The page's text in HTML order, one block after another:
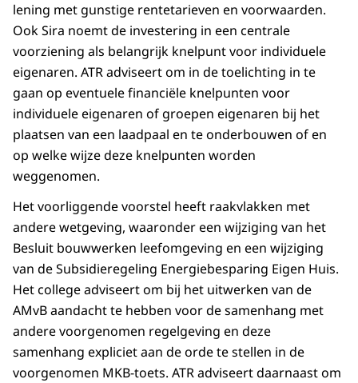
lening met gunstige rentetarieven en voorwaarden.
Ook Sira noemt de investering in een centrale
voorziening als belangrijk knelpunt voor individuele
eigenaren. ATR adviseert om in de toelichting in te
gaan op eventuele financiële knelpunten voor
individuele eigenaren of groepen eigenaren bij het
plaatsen van een laadpaal en te onderbouwen of en
op welke wijze deze knelpunten worden
weggenomen.
Het voorliggende voorstel heeft raakvlakken met
andere wetgeving, waaronder een wijziging van het
Besluit bouwwerken leefomgeving en een wijziging
van de Subsidieregeling Energiebesparing Eigen Huis.
Het college adviseert om bij het uitwerken van de
AMvB aandacht te hebben voor de samenhang met
andere voorgenomen regelgeving en deze
samenhang expliciet aan de orde te stellen in de
voorgenomen MKB-toets. ATR adviseert daarnaast om